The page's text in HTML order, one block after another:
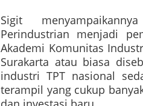
a
n
4
J
u
a
O
Sigit
Perindustrian menjadi
Akademi Komunitas
Surakarta atau biasa
industri TPT nasional
terampil yang cukup